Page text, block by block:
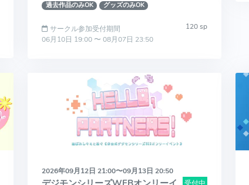
過去作品のみOK
グッズのみOK
120 sp
サークル参加受付期間
06月10日 19:00 〜 08月07日 23:50
2026年09月12日 21:00〜09月13日 20:50